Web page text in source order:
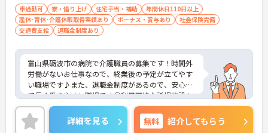
車通勤可 寮・借り上げ 住宅手当・補助
年間休日110日以上
産休･育休･介護休暇取得実績あり
ボーナス・賞与あり
社会保険完備
交通費支給
退職金制度あり
富山県砺波市の病院で介護職員の募集です！時間外
労働がないお仕事なので、終業後の予定が立てやす
い職場です♪また、退職金制度があるので、安心し
て長く働きやすい職場です◎利用可能な託児施設も
あり、ご家族のいる方でも安心して働くことができ
ます！ご興味のある方は、面接ポイントをお伝えし
ますので、お気軽にご連絡ください。
詳細を見る 無料 紹介してもらう